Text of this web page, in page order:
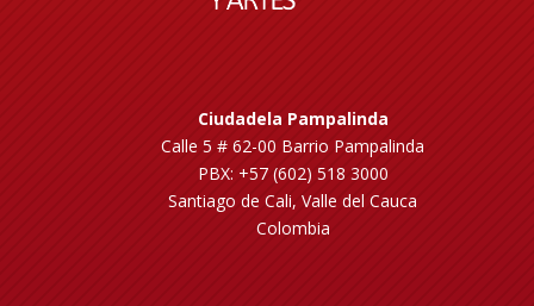
Ciudadela Pampalinda
Calle 5 # 62-00 Barrio Pampalinda
PBX: +57 (602) 518 3000
Santiago de Cali, Valle del Cauca
Colombia